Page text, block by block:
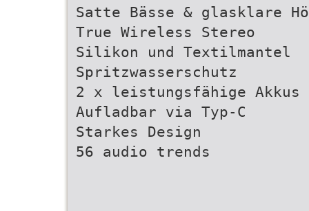
Satte Bässe & glasklare
True Wireless Stereo
Silikon und Textilmantel
Spritzwasserschutz
2 x leistungsfähige Akkus
Aufladbar via Typ-C
Starkes Design
56 audio trends